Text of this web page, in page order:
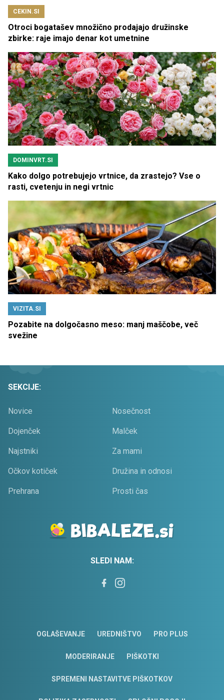
CEKIN.SI
Otroci bogatašev množično prodajajo družinske
zbirke: raje imajo denar kot umetnine
DOMINVRT.SI
Kako dolgo potrebujejo vrtnice, da zrastejo? Vse o
rasti, cvetenju in negi vrtnic
VIZITA.SI
Pozabite na dolgočasno meso: manj maščobe, več
svežine
SEKCIJE:
Novice Nosečnost
Dojenček Malček
Najstniki Za mami
Očkov kotiček Družina in odnosi
Prehrana Prosti čas
SLEDI NAM:
OGLAŠEVANJE UREDNIŠTVO PRO PLUS
MODERIRANJE PIŠKOTKI
SPREMENI NASTAVITVE PIŠKOTKOV